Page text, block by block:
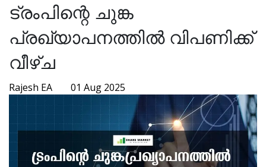
ട്രംപിന്റെ ചുങ്ക
പ്രഖ്യാപനത്തിൽ വിപണിക്ക്
വീഴ്ച
Rajesh EA 01 Aug 2025